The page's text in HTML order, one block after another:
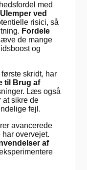
med
Ulemper ved
risici, så
Fordele
de mange
og
skridt, har
til Brug af
Læs også
at sikre de
fejl.
avancerede
overvejet.
af